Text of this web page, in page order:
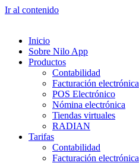
Ir al contenido
Inicio
Sobre Nilo App
Productos
Contabilidad
Facturación electrónica
POS Electrónico
Nómina electrónica
Tiendas virtuales
RADIAN
Tarifas
Contabilidad
Facturación electrónica